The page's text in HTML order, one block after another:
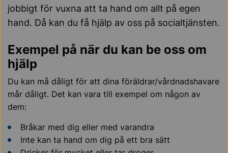
jobbigt för vuxna att ta hand om allt på egen
hand. Då kan du få hjälp av oss på socialtjänsten.
Exempel på när du kan be oss om
hjälp
Du kan må dåligt för att dina föräldrar/vårdnadshavare
mår dåligt. Det kan vara till exempel om någon av
dem:
Bråkar med dig eller med varandra
Inte kan ta hand om dig på ett bra sätt